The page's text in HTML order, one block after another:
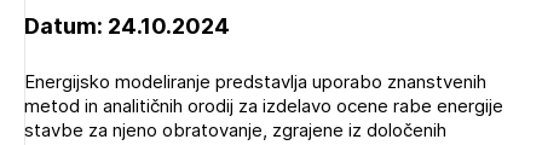
Praksa
Datum: 24.10.2024
Energijsko modeliranje predstavlja uporabo znanstvenih
metod in analitičnih orodij za izdelavo ocene rabe energije
stavbe za njeno obratovanje, zgrajene iz določenih
Novičnike. Označite svojo izbiro.